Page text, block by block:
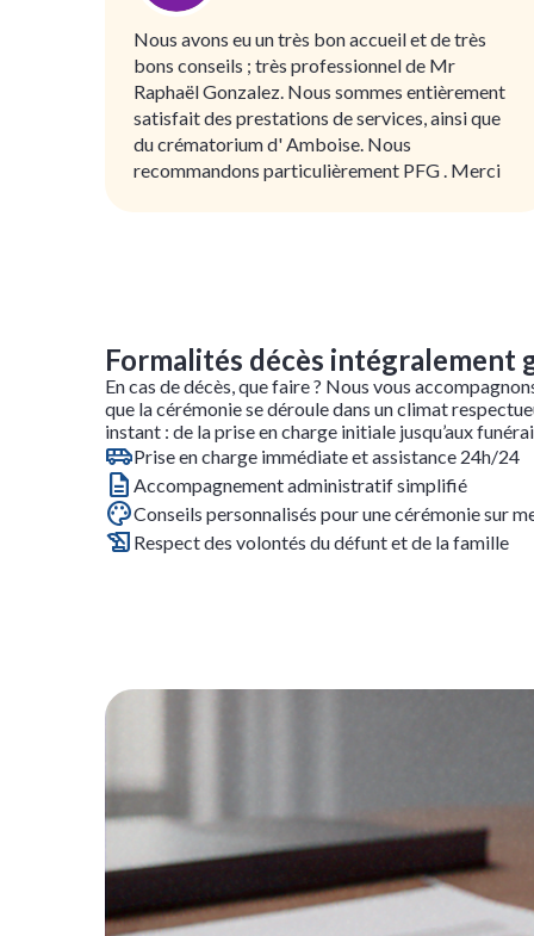
Nous avons eu un très bon accueil et de très
bons conseils ; très professionnel de Mr
Raphaël Gonzalez. Nous sommes entièrement
satisfait des prestations de services, ainsi que
du crématorium d' Amboise. Nous
recommandons particulièrement PFG . Merci
Formalités décès intégralement
En cas de décès, que faire ? Nous vous
que la cérémonie se déroule dans un climat
instant : de la prise en charge initiale jusqu’aux
Prise en charge immédiate et assistance 24h/24
Accompagnement administratif simplifié
Conseils personnalisés pour une cérémonie sur
Respect des volontés du défunt et de la famille